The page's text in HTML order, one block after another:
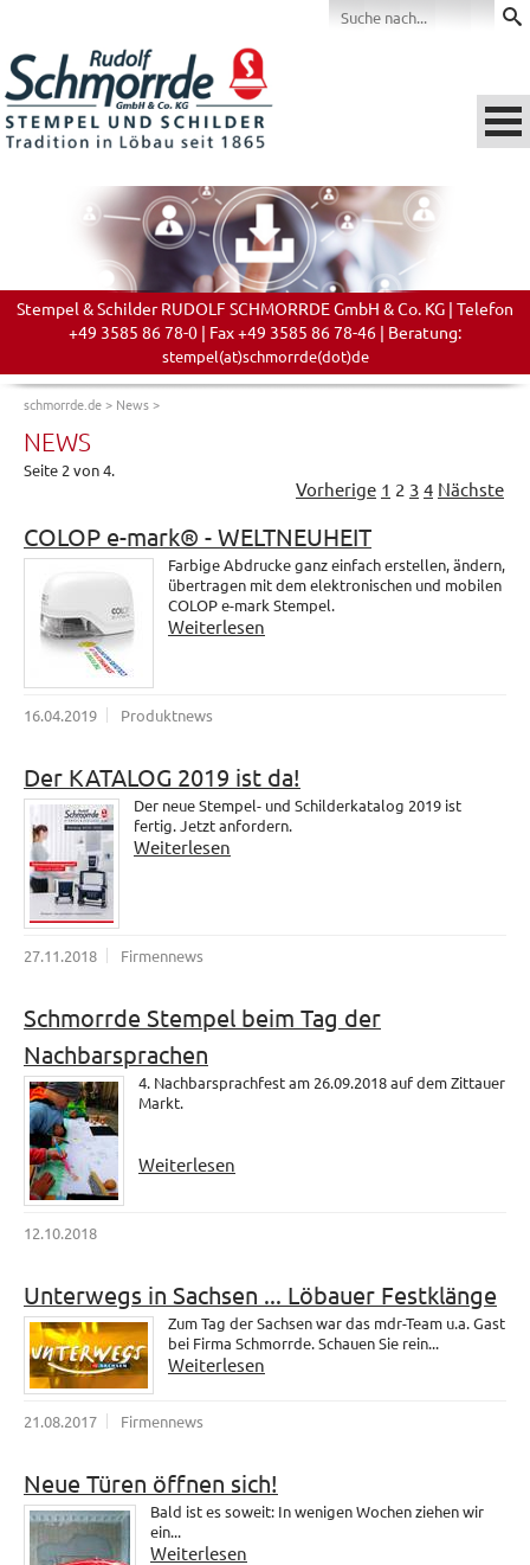
Stempel & Schilder RUDOLF SCHMORRDE GmbH & Co. KG | Telefon
+49 3585 86 78-0 | Fax +49 3585 86 78-46 | Beratung:
stempel(at)schmorrde(dot)de
schmorrde.de> News>
NEWS
Seite 2 von 4.
Vorherige 1 2 3 4 Nächste
COLOP e-mark® - WELTNEUHEIT
Farbige Abdrucke ganz einfach erstellen, ändern,
übertragen mit dem elektronischen und mobilen
COLOP e-mark Stempel.
Weiterlesen
16.04.2019 Produktnews
Der KATALOG 2019 ist da!
Der neue Stempel- und Schilderkatalog 2019 ist
fertig. Jetzt anfordern.
Weiterlesen
27.11.2018 Firmennews
Schmorrde Stempel beim Tag der
Nachbarsprachen
4. Nachbarsprachfest am 26.09.2018 auf dem Zittauer
Markt.
Weiterlesen
12.10.2018
Unterwegs in Sachsen ... Löbauer Festklänge
Zum Tag der Sachsen war das mdr-Team u.a. Gast
bei Firma Schmorrde. Schauen Sie rein...
Weiterlesen
21.08.2017 Firmennews
Neue Türen öffnen sich!
Bald ist es soweit: In wenigen Wochen ziehen wir
ein...
Weiterlesen